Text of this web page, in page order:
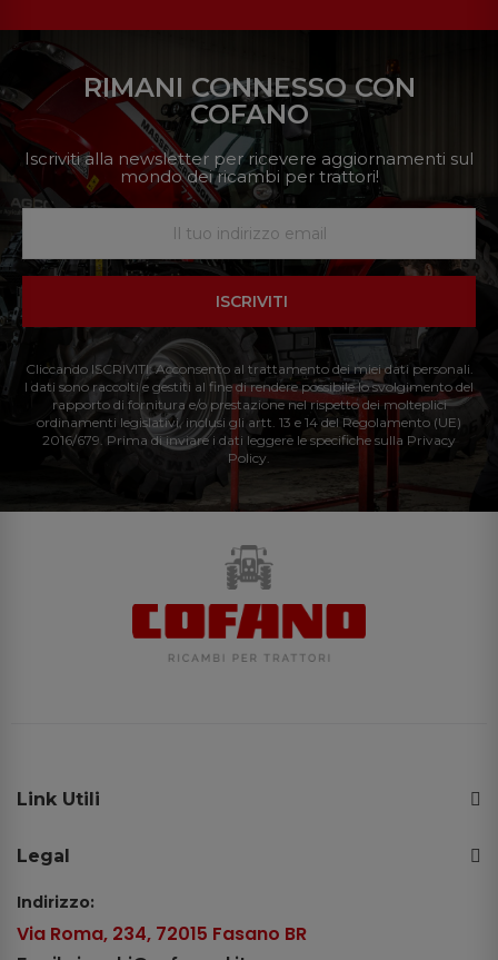
RIMANI CONNESSO CON
COFANO
Iscriviti alla newsletter per ricevere aggiornamenti sul
mondo dei ricambi per trattori!
ISCRIVITI
Cliccando ISCRIVITI: Acconsento al trattamento dei miei dati personali.
I dati sono raccolti e gestiti al fine di rendere possibile lo svolgimento del
rapporto di fornitura e/o prestazione nel rispetto dei molteplici
ordinamenti legislativi, inclusi gli artt. 13 e 14 del Regolamento (UE)
2016/679. Prima di inviare i dati leggere le specifiche sulla Privacy
Policy.
Link Utili
Legal
Indirizzo:
Via Roma, 234, 72015 Fasano BR